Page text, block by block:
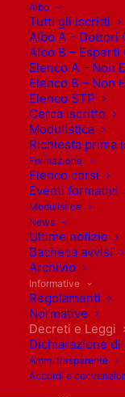
Albo
Tutti gli iscritti
Albo A – Dottori
Albo B – Esperti
Elenco A – Non
Elenco B – Non
Elenco STP
Cerca iscritto
Modulistica
Richiesta prima
Formazione
Elenco corsi
Eventi formativi
Modulistica
News
Ultime notizie
Bacheca avvisi
Archivio
Informative
Regolamenti
Normative
Decreti e Leggi
Dichiarazione
Amm. trasparente
Accordi e
Orari di
Lunedì: 9.30 –
Martedì: 9.30 –
Mercoledì: 9.30 –
Giovedì: 9.30 –
Venerdì: 9.30 –
Sabato: Chiusi
Domenica: